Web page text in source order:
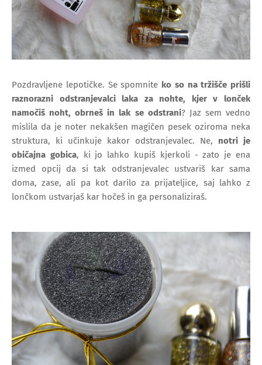
Pozdravljene lepotičke. Se spomnite ko so na tržišče prišli
raznorazni odstranjevalci laka za nohte, kjer v lonček
namočiš noht, obrneš in lak se odstrani? Jaz sem vedno
mislila da je noter nekakšen magičen pesek oziroma neka
struktura, ki učinkuje kakor odstranjevalec. Ne, notri je
običajna gobica, ki jo lahko kupiš kjerkoli - zato je ena
izmed opcij da si tak odstranjevalec ustvariš kar sama
doma, zase, ali pa kot darilo za prijateljice, saj lahko z
lončkom ustvarjaš kar hočeš in ga personaliziraš.